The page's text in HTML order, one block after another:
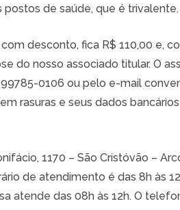
de saúde, que é trivalente.
desconto, fica R$ 110,00 e,
do nosso associado titular. O
0106 ou pelo e-mail
rasuras e seus dados
1170 – São Cristóvão –
de atendimento é das 8h às
atende das 08h às 12h. O